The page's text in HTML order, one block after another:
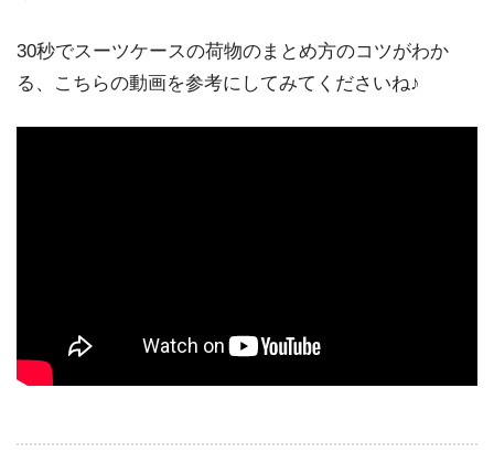
30秒でスーツケースの荷物のまとめ方のコツがわか
る、こちらの動画を参考にしてみてくださいね♪